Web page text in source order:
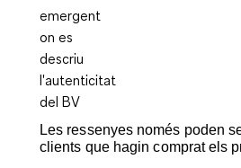
Les ressenyes només poden
clients que hagin comprat els